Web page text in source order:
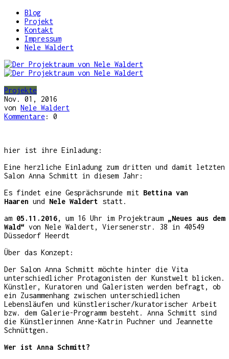
Blog
Projekt
Kontakt
Impressum
Nele Waldert
Projekte
Nov. 01, 2016
von Nele Waldert
Kommentare: 0
hier ist ihre Einladung:
Eine herzliche Einladung zum dritten und damit letzten
Salon Anna Schmitt in diesem Jahr:
Es findet eine Gesprächsrunde mit Bettina van
Haaren und Nele Waldert statt.
am 05.11.2016, um 16 Uhr im Projektraum „Neues aus dem
Wald“ von Nele Waldert, Viersenerstr. 38 in 40549
Düssedorf Heerdt
Über das Konzept:
Der Salon Anna Schmitt möchte hinter die Vita
unterschiedlicher Protagonisten der Kunstwelt blicken.
Künstler, Kuratoren und Galeristen werden befragt, ob
ein Zusammenhang zwischen unterschiedlichen
Lebensläufen und künstlerischer/kuratorischer Arbeit
bzw. dem Galerie-Programm besteht. Anna Schmitt sind
die Künstlerinnen Anne-Katrin Puchner und Jeannette
Schnüttgen.
Wer ist Anna Schmitt?